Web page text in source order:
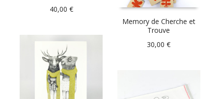
40,00 €
Memory de Cherche et
Trouve
30,00€